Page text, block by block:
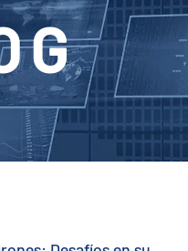
Dron
Gama Alta
Seguridad de Base